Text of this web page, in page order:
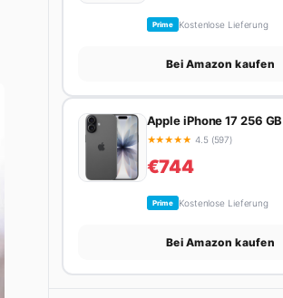
Prime Kostenlose Lieferung
Bei Amazon kaufen
Apple iPhone 17 256 GB
★★★★★ 4.5 (597)
€744
Prime Kostenlose Lieferung
Bei Amazon kaufen